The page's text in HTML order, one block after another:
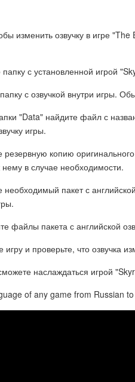
изменить озвучку в игре
папку с установленной игрой
с озвучкой внутри игры.
"Data" найдите файл с
игры.
резервную копию
нему в случае необходимости.
необходимый пакет с
файлы пакета с английской
игру и проверьте, что озвучка
наслаждаться игрой
of any game from Russian